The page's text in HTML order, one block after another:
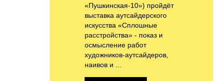
«Пушкинская-10») пройдёт
выставка аутсайдерского
искусства «Сплошные
расстройства» - показ и
осмысление работ
художников-аутсайдеров,
наивов и ...